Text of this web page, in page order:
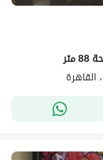
القاهرة